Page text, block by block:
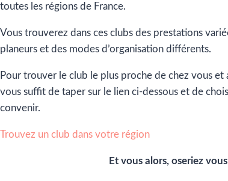
toutes les régions de France.
Vous trouverez dans ces clubs des prestations
planeurs et des modes d’organisation différents.
Pour trouver le club le plus proche de chez vous et
vous suffit de taper sur le lien ci-dessous et de
convenir.
Trouvez un club dans votre région
Et vous alors, oseriez vous